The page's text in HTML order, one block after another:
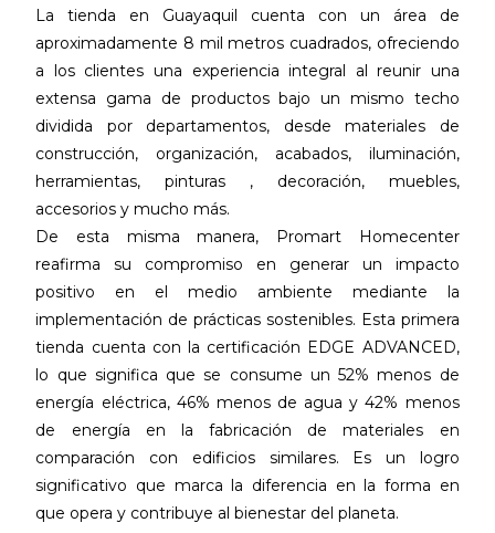
La tienda en Guayaquil cuenta con un área de
aproximadamente 8 mil metros cuadrados, ofreciendo
a los clientes una experiencia integral al reunir una
extensa gama de productos bajo un mismo techo
dividida por departamentos, desde materiales de
construcción, organización, acabados, iluminación,
herramientas, pinturas , decoración, muebles,
accesorios y mucho más.
De esta misma manera, Promart Homecenter
reafirma su compromiso en generar un impacto
positivo en el medio ambiente mediante la
implementación de prácticas sostenibles. Esta primera
tienda cuenta con la certificación EDGE ADVANCED,
lo que significa que se consume un 52% menos de
energía eléctrica, 46% menos de agua y 42% menos
de energía en la fabricación de materiales en
comparación con edificios similares. Es un logro
significativo que marca la diferencia en la forma en
que opera y contribuye al bienestar del planeta.